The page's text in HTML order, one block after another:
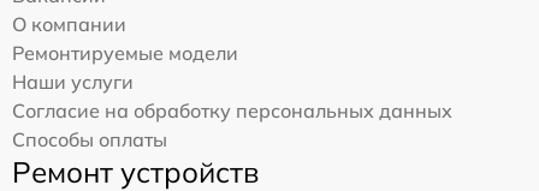
О компании
Ремонтируемые модели
Наши услуги
Согласие на обработку персональных данных
Способы оплаты
Ремонт устройств